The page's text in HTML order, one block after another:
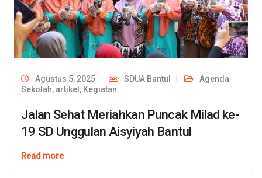
Agustus 5, 2025 SDUA Bantul
Agenda
Sekolah, artikel , Kegiatan
Jalan Sehat Meriahkan Puncak Milad ke-
19 SD Unggulan Aisyiyah Bantul
Read more